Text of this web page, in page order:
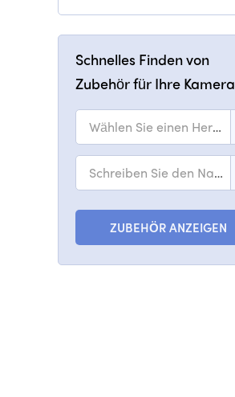
Schnelles Finden von
Zubehör für Ihre Kamera
Wählen Sie einen Hersteller
Schreiben Sie den Namen des Modells
ZUBEHÖR ANZEIGEN